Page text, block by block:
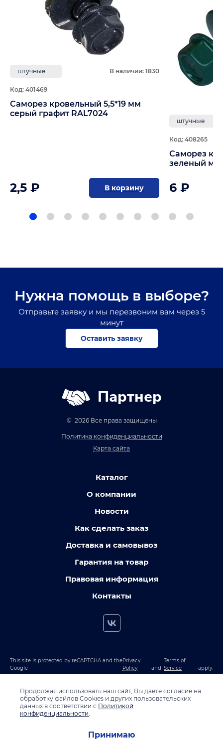
штучные В наличии: 1830
Код: 401469
Саморез кровельный 5,5*19 мм
серый графит RAL7024
2,5 ₽ В корзину
штучные
Код: 408265
Саморез
зеленый
6 ₽
Нужна помощь в выборе?
Отправьте заявку и мы перезвоним вам через 5
минут
Оставить заявку
Партнер
© 2026 Все права защищены
Политика конфиденциальности
Карта сайта
Каталог
О компании
Новости
Как сделать заказ
Доставка и самовывоз
Гарантия на товар
Правовая информация
Контакты
This site is protected by reCAPTCHA and the
Google
Privacy
Policy
and
Terms of
Service
apply.
Продолжая использовать наш сайт, Вы даете согласие на
обработку файлов Cookies и других пользовательских
данных в соответствии с Политикой
конфиденциальности.
Принимаю